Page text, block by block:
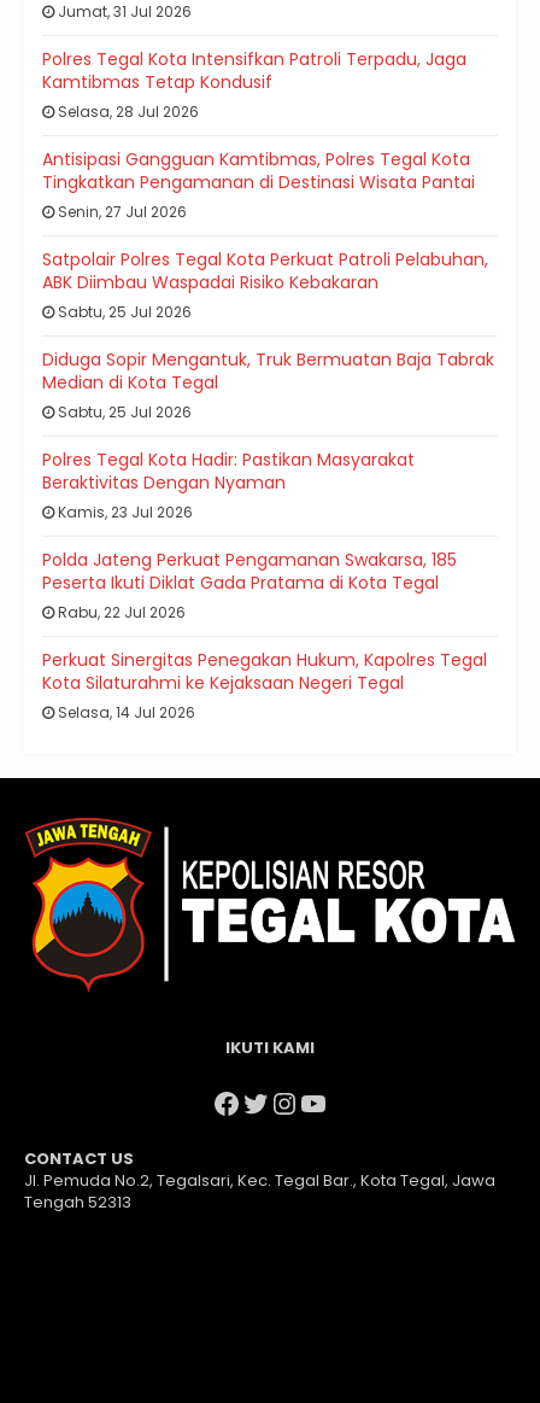
Jumat, 31 Jul 2026
Polres Tegal Kota Intensifkan Patroli Terpadu, Jaga
Kamtibmas Tetap Kondusif
Selasa, 28 Jul 2026
Antisipasi Gangguan Kamtibmas, Polres Tegal Kota
Tingkatkan Pengamanan di Destinasi Wisata Pantai
Senin, 27 Jul 2026
Satpolair Polres Tegal Kota Perkuat Patroli Pelabuhan,
ABK Diimbau Waspadai Risiko Kebakaran
Sabtu, 25 Jul 2026
Diduga Sopir Mengantuk, Truk Bermuatan Baja Tabrak
Median di Kota Tegal
Sabtu, 25 Jul 2026
Polres Tegal Kota Hadir: Pastikan Masyarakat
Beraktivitas Dengan Nyaman
Kamis, 23 Jul 2026
Polda Jateng Perkuat Pengamanan Swakarsa, 185
Peserta Ikuti Diklat Gada Pratama di Kota Tegal
Rabu, 22 Jul 2026
Perkuat Sinergitas Penegakan Hukum, Kapolres Tegal
Kota Silaturahmi ke Kejaksaan Negeri Tegal
Selasa, 14 Jul 2026
IKUTI KAMI
Facebook
Twitter
Instagram
YouTube
CONTACT US
Jl. Pemuda No.2, Tegalsari, Kec. Tegal Bar., Kota Tegal, Jawa
Tengah 52313